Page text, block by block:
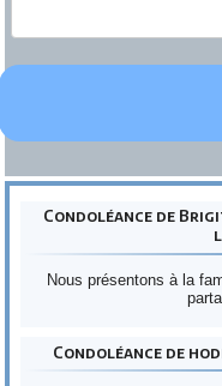
Condoléance de
Nous présentons à la
Condoléance de